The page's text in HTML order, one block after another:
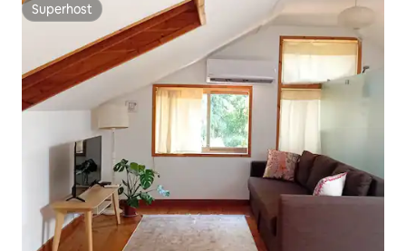
Superhost
Superhost